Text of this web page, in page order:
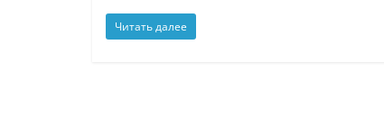
Читать далее